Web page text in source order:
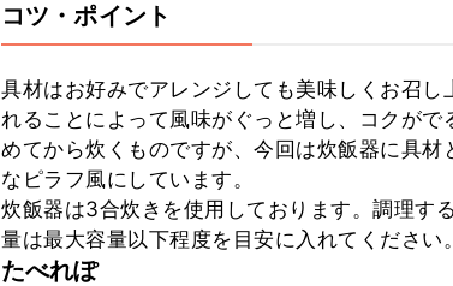
コツ・ポイント
具材はお好みでアレンジしても美味しくお召
れることによって風味がぐっと増し、コクが
めてから炊くものですが、今回は炊飯器に具
なピラフ風にしています。
炊飯器は3合炊きを使用しております。調理す
量は最大容量以下程度を目安に入れてください。
たべれぽ